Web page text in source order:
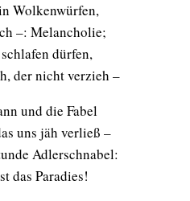
Wolkenwürfen,
–: Melancholie;
dürfen,
der nicht verzieh –
und die Fabel
uns jäh verließ –
Adlerschnabel:
das Paradies!